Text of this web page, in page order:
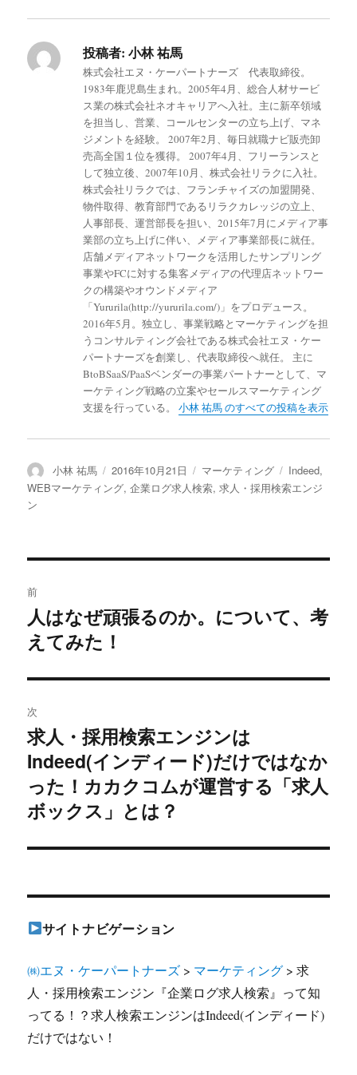
投稿者: 小林 祐馬
株式会社エヌ・ケーパートナーズ 代表取締役。
1983年鹿児島生まれ。2005年4月、総合人材サービ
ス業の株式会社ネオキャリアへ入社。主に新卒領域
を担当し、営業、コールセンターの立ち上げ、マネ
ジメントを経験。 2007年2月、毎日就職ナビ販売卸
売高全国１位を獲得。 2007年4月、フリーランスと
して独立後、2007年10月、株式会社リラクに入社。
株式会社リラクでは、フランチャイズの加盟開発、
物件取得、教育部門であるリラクカレッジの立上、
人事部長、運営部長を担い、2015年7月にメディア事
業部の立ち上げに伴い、メディア事業部長に就任。
店舗メディアネットワークを活用したサンプリング
事業やFCに対する集客メディアの代理店ネットワー
クの構築やオウンドメディア
「Yururila(http://yururila.com/)」をプロデュース。
2016年5月。独立し、事業戦略とマーケティングを担
うコンサルティング会社である株式会社エヌ・ケー
パートナーズを創業し、代表取締役へ就任。 主に
BtoBSaaS/PaaSベンダーの事業パートナーとして、マ
ーケティング戦略の立案やセールスマーケティング
支援を行っている。小林 祐馬 のすべての投稿を表示
投
稿
小林 祐馬
投
稿
2016年10月21日
カ
テ
マーケティング
タ
グ
Indeed,
WEBマーケティング,企業ログ求人検索,求人・採用検索エンジ
ン
稿
ナ
ビ
ゲ
ー
シ
ョ
ン
前
過
去
投
稿:
人はなぜ頑張るのか。について、考
えてみた！
次
次
の
投
稿:
求人・採用検索エンジンは
Indeed(インディード)だけではなか
った！カカクコムが運営する「求人
ボックス」とは？
サイトナビゲーション
㈱エヌ・ケーパートナーズ > マーケティング >求
人・採用検索エンジン『企業ログ求人検索』って知
ってる！？求人検索エンジンはIndeed(インディード)
だけではない！